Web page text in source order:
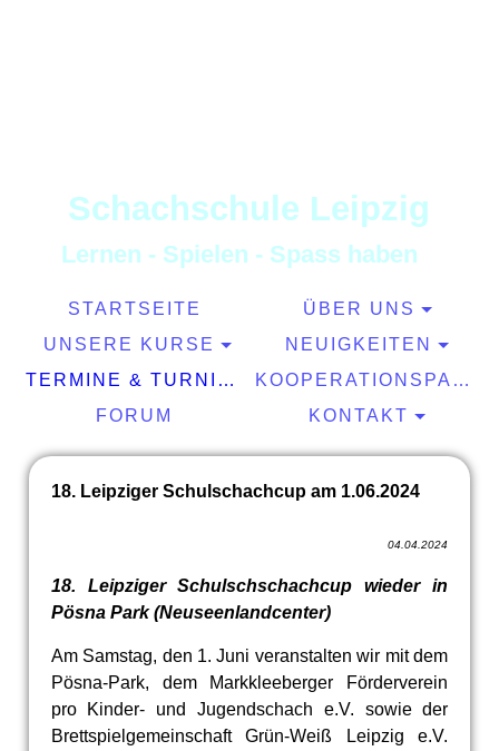
Schachschule Leipzig
Lernen - Spielen - Spass haben
STARTSEITE
ÜBER UNS
UNSERE KURSE
NEUIGKEITEN
TERMINE & TURNIERE
KOOPERATIONSPARTNER
FORUM
KONTAKT
18. Leipziger Schulschachcup am 1.06.2024
04.04.2024
18. Leipziger Schulschschachcup wieder in
Pösna Park (Neuseenlandcenter)
Am Samstag, den 1. Juni veranstalten wir mit dem
Pösna-Park, dem Markkleeberger Förderverein
pro Kinder- und Jugendschach e.V. sowie der
Brettspielgemeinschaft Grün-Weiß Leipzig e.V.